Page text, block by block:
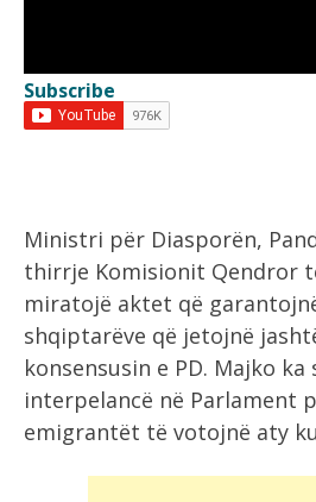
Subscribe
Ministri për Diasporën,
thirrje Komisionit Qendror
miratojë aktet që
shqiptarëve që jetojnë
konsensusin e PD. Majko
interpelancë në Parlament
emigrantët të votojnë aty